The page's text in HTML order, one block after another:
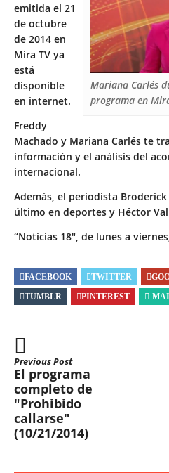
Mariana Carlés
programa en
emitida el 21
de octubre
de 2014 en
Mira TV ya
está
disponible
en internet.
Freddy
Machado y Mariana Carlés te
información y el análisis del
internacional.
Además, el periodista
último en deportes y Héctor
“Noticias 18″, de lunes a
FACEBOOK TWITTER
TUMBLR
PINTEREST
Previous Post
El programa
completo de
"Prohibido
callarse"
(10/21/2014)